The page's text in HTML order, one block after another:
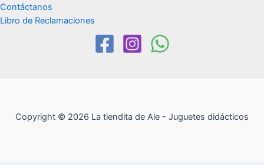
Contáctanos
Libro de Reclamaciones
Copyright © 2026 La tiendita de Ale - Juguetes didácticos